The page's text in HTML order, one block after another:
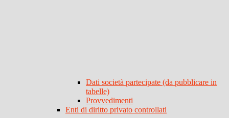
Dati società partecipate (da pubblicare in
tabelle)
Provvedimenti
Enti di diritto privato controllati